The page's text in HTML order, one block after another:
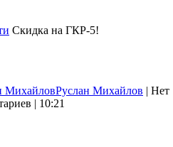
Скидка на ГКР-5!
МихайловРуслан Михайлов | Нет
| 10:21